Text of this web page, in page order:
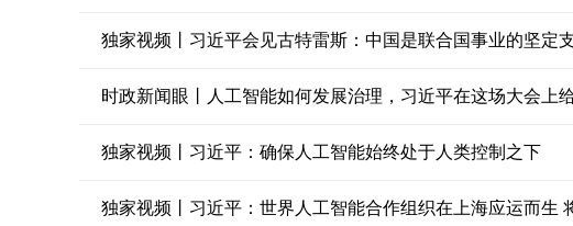
独家视频丨习近平会见古特雷斯：中国是联合国事业的坚定
时政新闻眼丨人工智能如何发展治理，习近平在这场大会上
独家视频丨习近平：确保人工智能始终处于人类控制之下